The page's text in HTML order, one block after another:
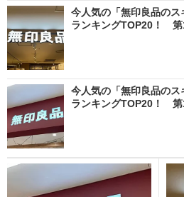
今人気の「無印良品のス
ランキングTOP20！ 第
今人気の「無印良品のス
ランキングTOP20！ 第